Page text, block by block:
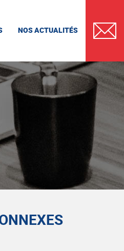
NOS ACTUALITÉS